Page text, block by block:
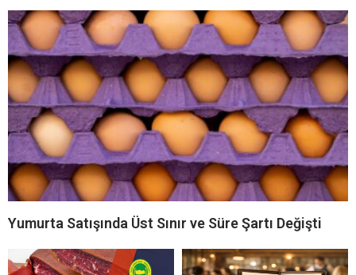
Yumurta Satışında Üst Sınır ve Süre Şartı Değişti